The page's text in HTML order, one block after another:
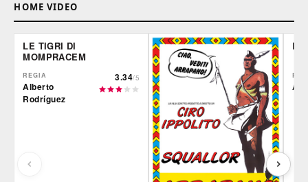
HOME VIDEO
LE TIGRI DI
MOMPRACEM
REGIA
Alberto
Rodríguez
3.34/5